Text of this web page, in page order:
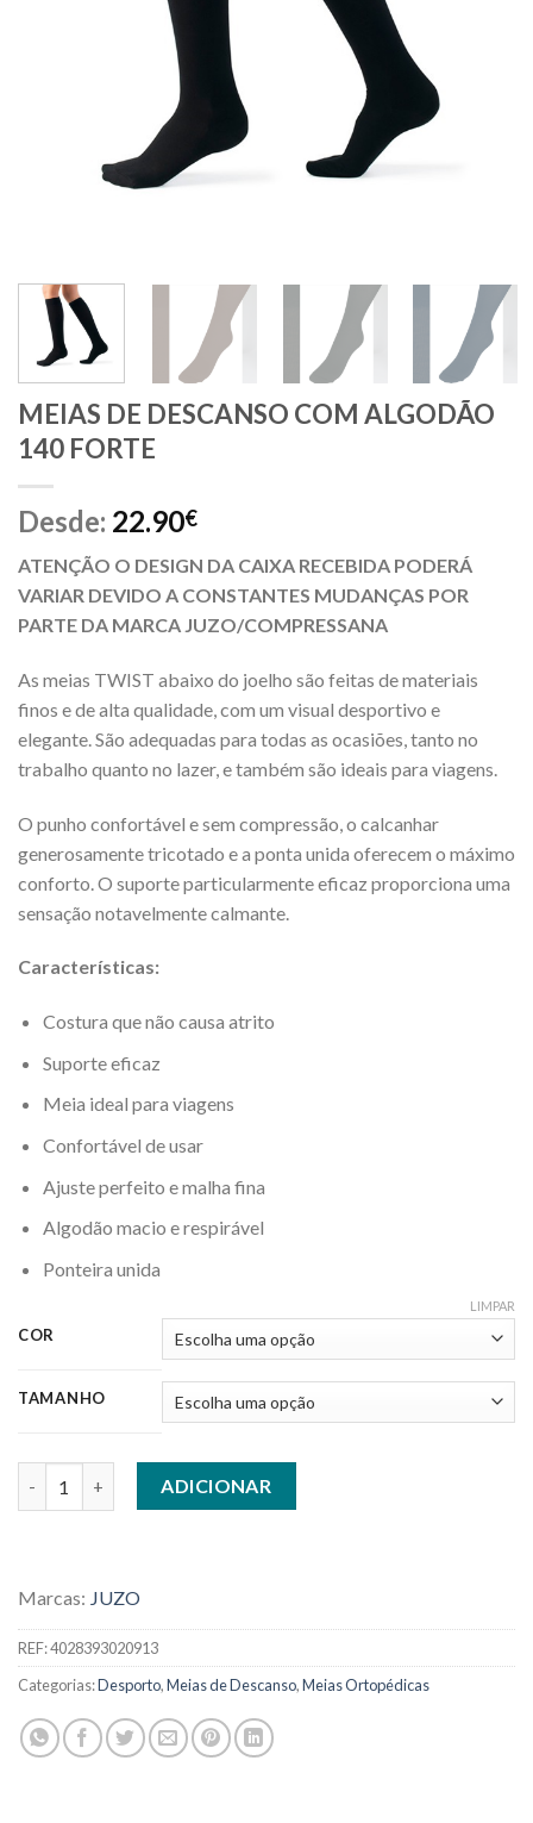
MEIAS DE DESCANSO COM ALGODÃO
140 FORTE
Desde: 22.90€
ATENÇÃO O DESIGN DA CAIXA RECEBIDA PODERÁ
VARIAR DEVIDO A CONSTANTES MUDANÇAS POR
PARTE DA MARCA JUZO/COMPRESSANA
As meias TWIST abaixo do joelho são feitas de materiais
finos e de alta qualidade, com um visual desportivo e
elegante. São adequadas para todas as ocasiões, tanto no
trabalho quanto no lazer, e também são ideais para viagens.
O punho confortável e sem compressão, o calcanhar
generosamente tricotado e a ponta unida oferecem o máximo
conforto. O suporte particularmente eficaz proporciona uma
sensação notavelmente calmante.
Características:
Costura que não causa atrito
Suporte eficaz
Meia ideal para viagens
Confortável de usar
Ajuste perfeito e malha fina
Algodão macio e respirável
Ponteira unida
COR
TAMANHO
LIMPAR
Quantidade de MEIAS DE DESCANSO COM ALGODÃO 140
ADICIONAR
Marcas: JUZO
REF:4028393020913
Categorias:Desporto,Meias de Descanso,Meias Ortopédicas